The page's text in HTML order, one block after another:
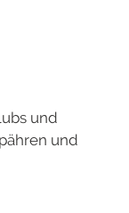
und
und